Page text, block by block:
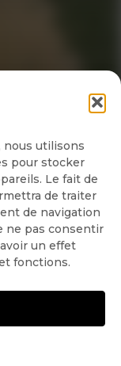
nous utilisons
pour stocker
Le fait de
de traiter
de navigation
ne pas consentir
un effet
fonctions.